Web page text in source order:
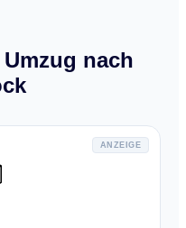
nach
ANZEIGE